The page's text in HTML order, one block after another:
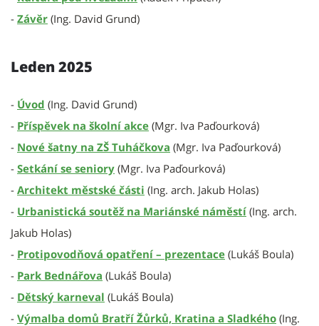
- Závěr (Ing. David Grund)
Leden 2025
- Úvod (Ing. David Grund)
- Příspěvek na školní akce (Mgr. Iva Paďourková)
- Nové šatny na ZŠ Tuháčkova (Mgr. Iva Paďourková)
- Setkání se seniory (Mgr. Iva Paďourková)
- Architekt městské části (Ing. arch. Jakub Holas)
- Urbanistická soutěž na Mariánské náměstí (Ing. arch.
Jakub Holas)
- Protipovodňová opatření – prezentace (Lukáš Boula)
- Park Bednářova (Lukáš Boula)
- Dětský karneval (Lukáš Boula)
- Výmalba domů Bratří Žůrků, Kratina a Sladkého (Ing.